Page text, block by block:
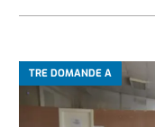
TRE DOMANDE A